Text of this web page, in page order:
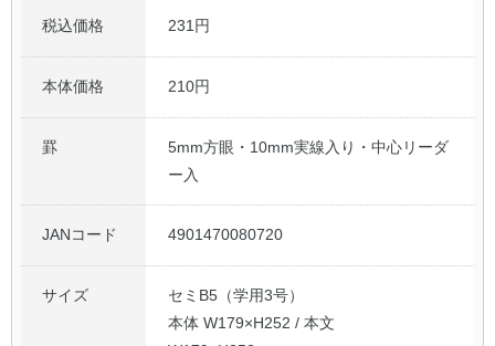
税込価格 231円
本体価格 210円
罫
5mm方眼・10mm実線入り・中心リーダ
ー入
JANコード 4901470080720
サイズ
セミB5（学用3号）
本体 W179×H252 / 本文